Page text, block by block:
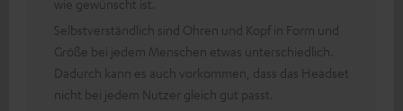
wie gewünscht ist.
Selbstverständlich sind Ohren und Kopf in Form und
Größe bei jedem Menschen etwas unterschiedlich.
Dadurch kann es auch vorkommen, dass das Headset
nicht bei jedem Nutzer gleich gut passt.